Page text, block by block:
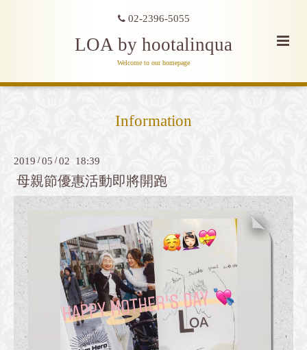
02-2396-5055
LOA by hootalinqua
Welcome to our homepage
Information
2019 /05 /02 18:39
母親節優惠活動即將開跑